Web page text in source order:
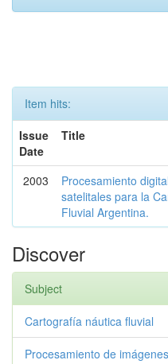
Item hits:
Issue
Date
Title
2003
Procesamiento
satelitales para la
Fluvial Argentina.
Discover
Subject
Cartografía náutica fluvial
Procesamiento de imágenes